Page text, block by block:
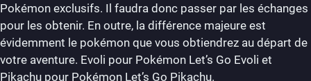
Pokémon exclusifs. Il faudra donc passer par les échanges
pour les obtenir. En outre, la différence majeure est
évidemment le pokémon que vous obtiendrez au départ de
votre aventure. Evoli pour Pokémon Let’s Go Evoli et
Pikachu pour Pokémon Let’s Go Pikachu.